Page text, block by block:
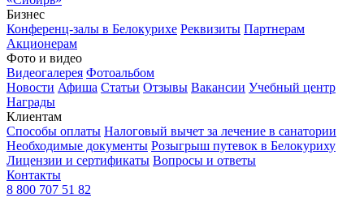
Бизнес
Конференц-залы в Белокурихе Реквизиты Партнерам
Акционерам
Фото и видео
Видеогалерея Фотоальбом
Новости Афиша Статьи Отзывы Вакансии Учебный центр
Награды
Клиентам
Способы оплаты Налоговый вычет за лечение в санатории
Необходимые документы Розыгрыш путевок в Белокуриху
Лицензии и сертификаты Вопросы и ответы
Контакты
8 800 707 51 82